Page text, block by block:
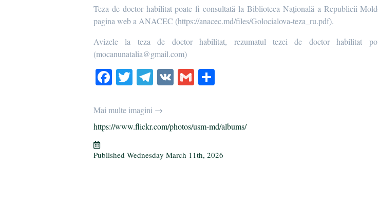
Teza de doctor habilitat poate fi consultată la Biblioteca Națională a Republicii
pagina web a ANACEC (https://anacec.md/files/Golocialova-teza_ru.pdf).
Avizele la teza de doctor habilitat, rezumatul tezei de doctor habilitat
(mocanunatalia@gmail.com)
Fa
bo
ok
T
tte
r
Te
gr
a
V G
Mai multe imagini →
https://www.flickr.com/photos/usm-md/albums/
Published Wednesday March 11th, 2026